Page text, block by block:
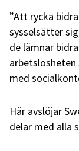
”Att rycka
sysselsätter
de lämnar
med
Här avslöjar
delar med alla